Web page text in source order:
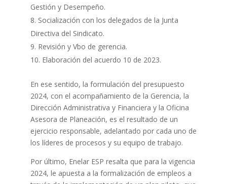
Gestión y Desempeño.
Socialización con los delegados de la Junta
Directiva del Sindicato.
Revisión y Vbo de gerencia.
Elaboración del acuerdo 10 de 2023.
En ese sentido, la formulación del presupuesto
2024, con el acompañamiento de la Gerencia, la
Dirección Administrativa y Financiera y la Oficina
Asesora de Planeación, es el resultado de un
ejercicio responsable, adelantado por cada uno de
los líderes de procesos y su equipo de trabajo.
Por último, Enelar ESP resalta que para la vigencia
2024, le apuesta a la formalización de empleos a